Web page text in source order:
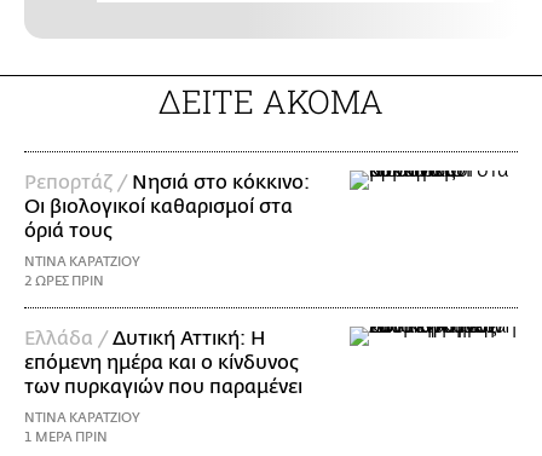
ΔΕΙΤΕ ΑΚΟΜΑ
Ρεπορτάζ / Νησιά στο κόκκινο:
Οι βιολογικοί καθαρισμοί στα
όριά τους
ΝΤΙΝΑ ΚΑΡΑΤΖΙΟΥ
2 ΩΡΕΣ ΠΡΙΝ
Ελλάδα / Δυτική Αττική: Η
επόμενη ημέρα και ο κίνδυνος
των πυρκαγιών που παραμένει
ΝΤΙΝΑ ΚΑΡΑΤΖΙΟΥ
1 ΜΕΡΑ ΠΡΙΝ